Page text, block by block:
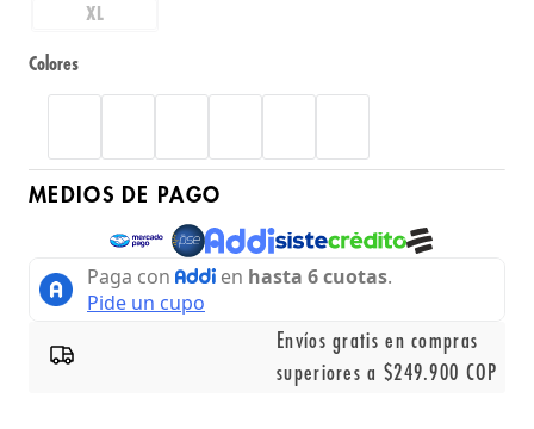
XL
Colores
MEDIOS DE PAGO
Envíos gratis en compras
superiores a $249.900 COP